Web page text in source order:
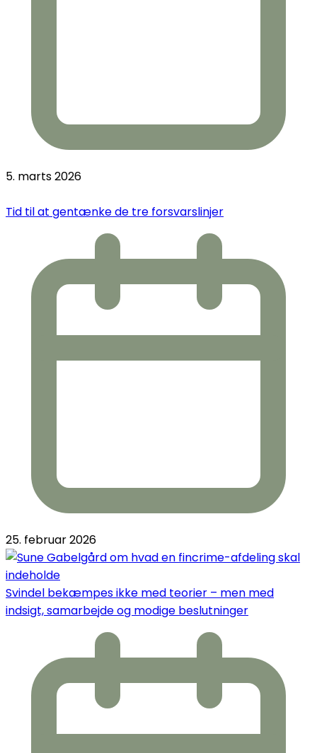
5. marts 2026
Tid til at gentænke de tre forsvarslinjer
25. februar 2026
Svindel bekæmpes ikke med teorier – men med
indsigt, samarbejde og modige beslutninger